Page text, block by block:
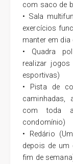
com saco de
• Sala
exercícios
manter em
• Quadra
realizar
esportivas)
• Pista de
caminhadas,
com toda
condomínio)
• Redário
depois de
fim de